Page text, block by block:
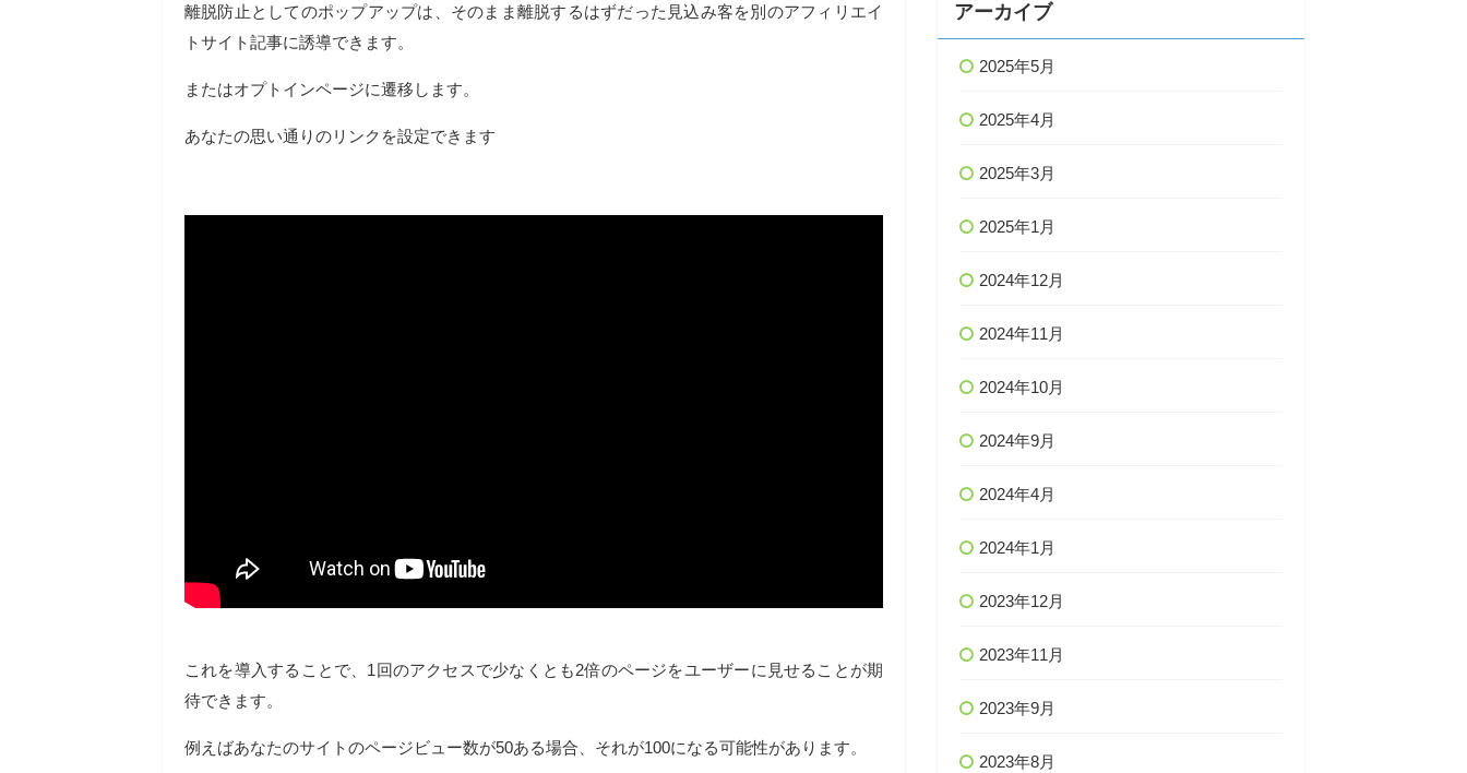
離脱防止としてのポップアップは、そのまま離脱するはずだった見込み客を別のアフィリエイ
トサイト記事に誘導できます。
またはオプトインページに遷移します。
あなたの思い通りのリンクを設定できます
これを導入することで、1回のアクセスで少なくとも2倍のページをユーザーに見せることが期
待できます。
例えばあなたのサイトのページビュー数が50ある場合、それが100になる可能性があります。
アーカイブ
2025年5月
2025年4月
2025年3月
2025年1月
2024年12月
2024年11月
2024年10月
2024年9月
2024年4月
2024年1月
2023年12月
2023年11月
2023年9月
2023年8月